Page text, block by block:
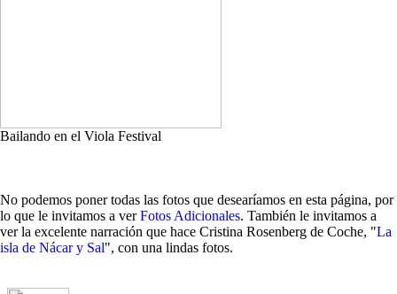
Bailando en el Viola Festival
No podemos poner todas las fotos que desearíamos en esta página, por
lo que le invitamos a verFotos Adicionales. También le invitamos a
ver la excelente narración que hace Cristina Rosenberg de Coche, "La
isla de Nácar y Sal", con una lindas fotos.